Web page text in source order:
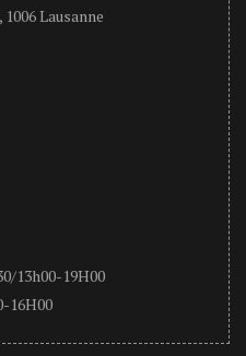
Lausanne
13h00-19H00
16H00